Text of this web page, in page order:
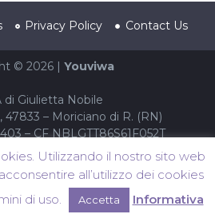
Privacy Policy Contact Us
© 2026 | Youviwa
di Giulietta Nobile
47833 – Moriciano di R. (RN)
– CF NBLGTT86S61F052T
Utilizzando il nostro sito web
all’utilizzo dei cookies
di uso.
Accetta Informativa